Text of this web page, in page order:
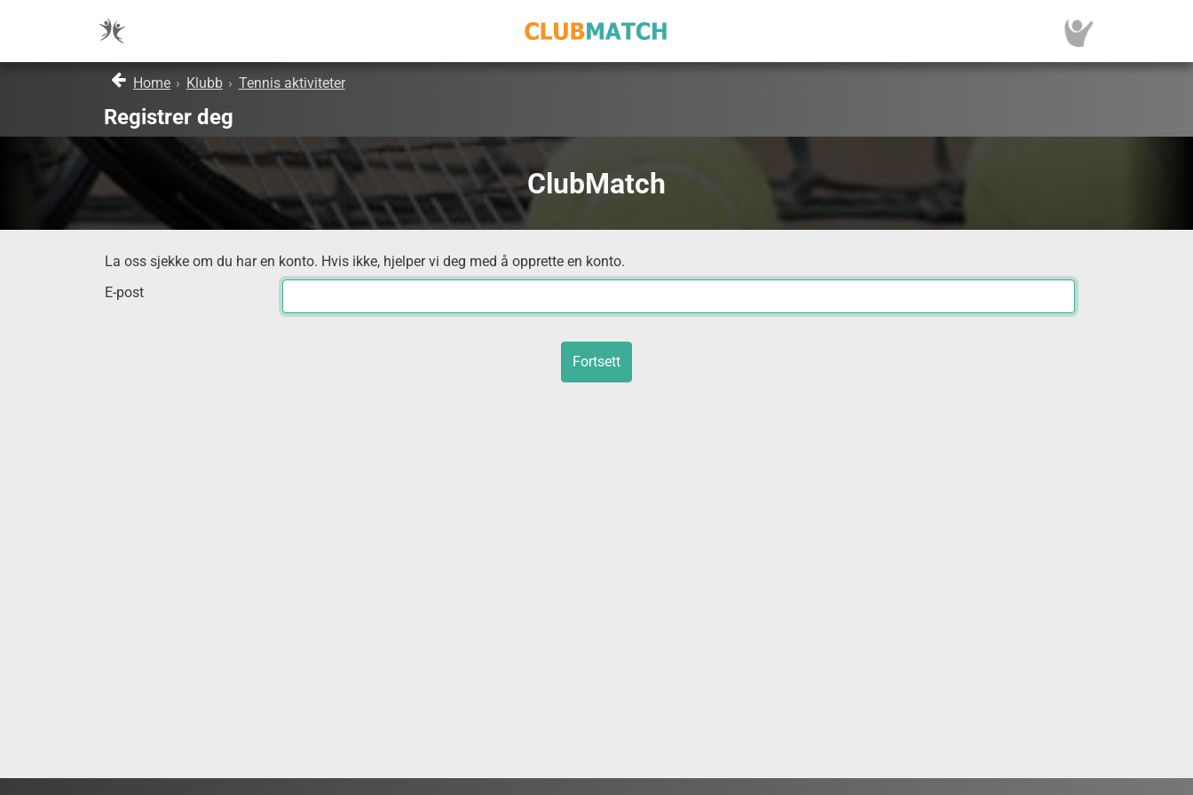
Home › Klubb › Tennis aktiviteter
Registrer deg
ClubMatch
La oss sjekke om du har en konto. Hvis ikke, hjelper vi deg med å opprette en konto.
E-post
Fortsett